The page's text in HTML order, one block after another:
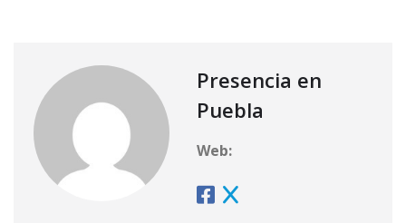
Presencia en
Puebla
Web: